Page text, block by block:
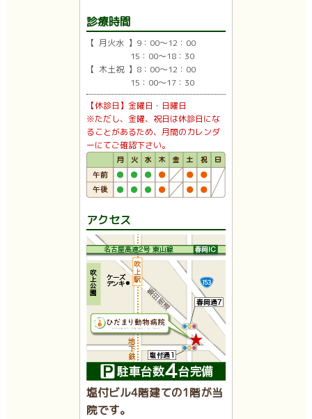
診療時間
【 月火水 】9：00〜12：00
15：00〜18：30
【 木土祝 】8：00〜12：00
15：00〜17：30
【休診日】金曜日・日曜日
※ただし、金曜、祝日は休診日にな
ることがあるため、月間のカレンダ
ーにてご確認下さい。
アクセス
塩付ビル4階建ての1階が当
院です。